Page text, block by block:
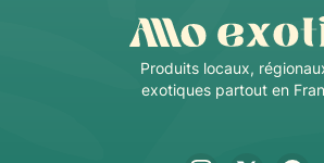
Produits locaux,
exotiques partout en